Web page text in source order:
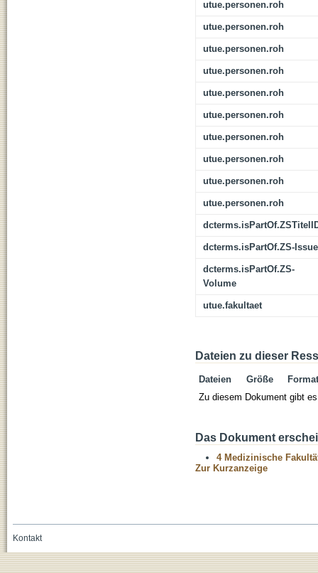
utue.personen.roh
utue.personen.roh
utue.personen.roh
utue.personen.roh
utue.personen.roh
utue.personen.roh
utue.personen.roh
utue.personen.roh
utue.personen.roh
utue.personen.roh
dcterms.isPartOf.ZS-Issue
dcterms.isPartOf.ZS-
Volume
utue.fakultaet
Dateien zu dieser
Dateien Größe
Format
Zu diesem Dokument gibt
Das Dokument
4 Medizinische
Zur Kurzanzeige
Kontakt